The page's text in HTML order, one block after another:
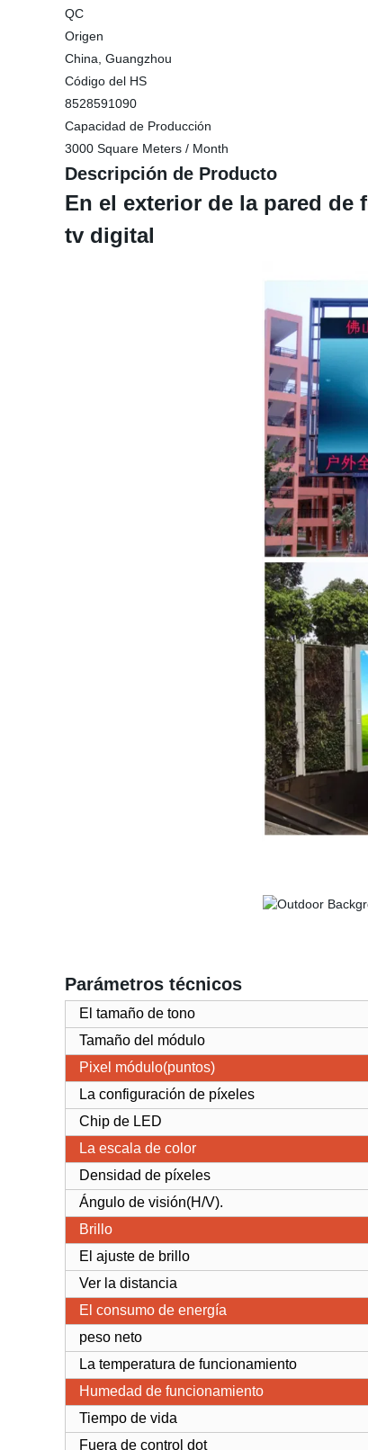
QC
Origen
China, Guangzhou
Código del HS
8528591090
Capacidad de Producción
3000 Square Meters / Month
Descripción de Producto
En el exterior de la pared
tv digital
Parámetros técnicos
El tamaño de tono
Tamaño del módulo
Pixel módulo(puntos)
La configuración de píxeles
Chip de LED
La escala de color
Densidad de píxeles
Ángulo de visión(H/V).
Brillo
El ajuste de brillo
Ver la distancia
El consumo de energía
peso neto
La temperatura de funcionamiento
Humedad de funcionamiento
Tiempo de vida
Fuera de control dot